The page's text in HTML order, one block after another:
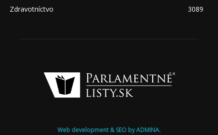
Zdravotníctvo
3089
Web development & SEO by ADMINA.